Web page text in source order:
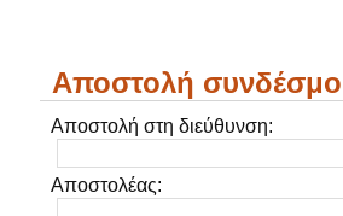
Αποστολή
Αποστολή στη διεύθυνση:
Αποστολέας: